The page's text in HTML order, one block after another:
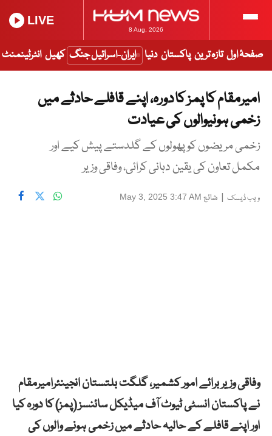
8 Aug, 2026
LIVE
صفحۂ اول تازہ ترین پاکستان دنیا ایران-اسرائیل جنگ کھیل انٹرٹینمنٹ
امیرمقام کا پمز کا دورہ، اپنے قافلے حادثے میں
زخمی ہونیوالوں کی عیادت
زخمی مریضوں کو پھولوں کے گلدستے پیش کیے اور
مکمل تعاون کی یقین دہانی کرائی، وفاقی وزیر
ویب ڈیسک | شائع May 3, 2025 3:47 AM
وفاقی وزیر برائے امور کشمیر، گلگت بلتستان انجینئرامیرمقام
نے پاکستان انسٹی ٹیوٹ آف میڈیکل سائنسز (پمز) کا دورہ کیا
اور اپنے قافلے کے حالیہ حادثے میں زخمی ہونے والوں کی